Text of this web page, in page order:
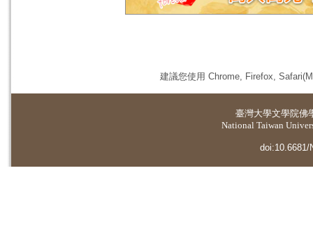
建議您使用 Chrome, Firefox,
臺灣大學文學院佛
National Taiwan
doi:10.6681/